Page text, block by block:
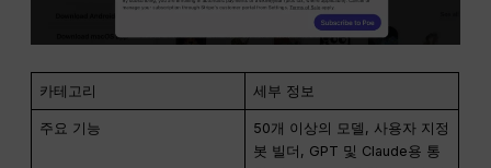
카테고리 세부 정보
주요 기능
50개 이상의 모델, 사용자 지정
봇 빌더, GPT 및 Claude용 통